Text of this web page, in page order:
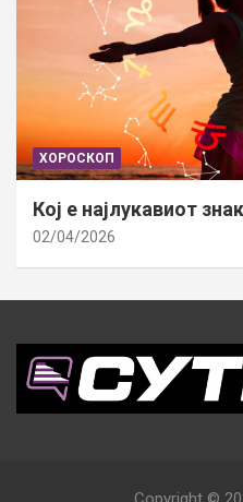
ХОРОСКОП
Кој е најлукавиот
02/04/2026